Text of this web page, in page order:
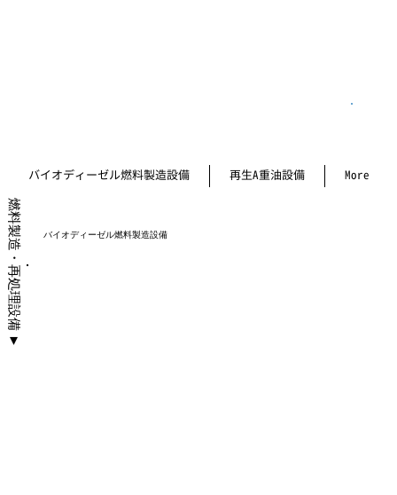
バイオディーゼル燃料製造設備 再生A重油設備 More
バイオディーゼル燃料製造設備
燃料製造・再処理設備
►